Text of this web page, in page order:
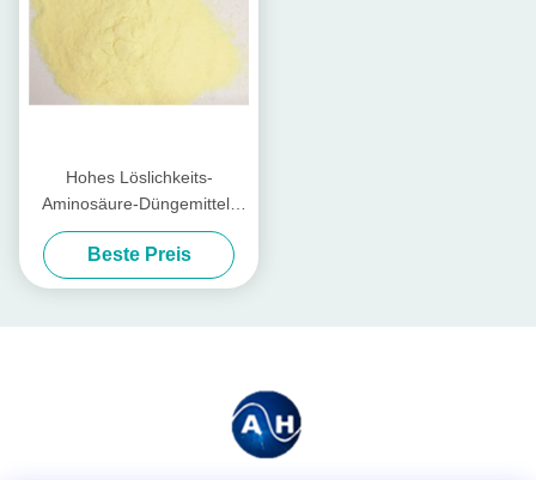
Hohes Löslichkeits-
Aminosäure-Düngemittel-
Pulver, Landwirtschafts-
Aminosäure 50%
Beste Preis